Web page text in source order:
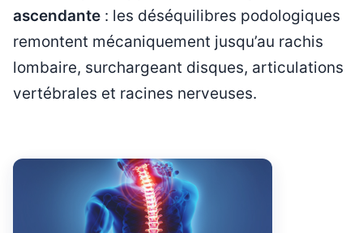
ascendante : les déséquilibres podologiques
remontent mécaniquement jusqu’au rachis
lombaire, surchargeant disques, articulations
vertébrales et racines nerveuses.